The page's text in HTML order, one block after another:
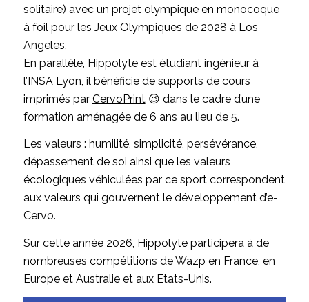
solitaire) avec un projet olympique en monocoque
à foil pour les Jeux Olympiques de 2028 à Los
Angeles.
En parallèle, Hippolyte est étudiant ingénieur à
l’INSA Lyon, il bénéficie de supports de cours
imprimés par CervoPrint😉 dans le cadre d’une
formation aménagée de 6 ans au lieu de 5.
Les valeurs : humilité, simplicité, persévérance,
dépassement de soi ainsi que les valeurs
écologiques véhiculées par ce sport correspondent
aux valeurs qui gouvernent le développement d’e-
Cervo.
Sur cette année 2026, Hippolyte participera à de
nombreuses compétitions de Wazp en France, en
Europe et Australie et aux Etats-Unis.